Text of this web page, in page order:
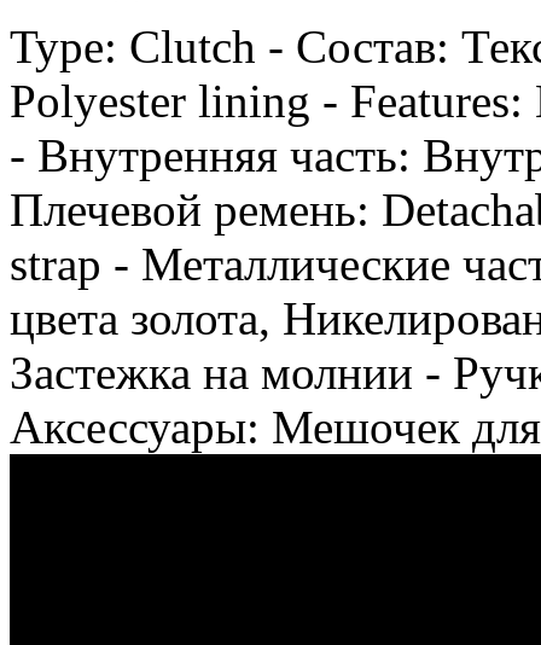
Type: Clutch - Состав:
Polyester lining - Features:
- Внутренняя часть:
Плечевой ремень:
strap - Металлические
цвета золота,
Застежка на молнии -
Аксессуары: Мешочек